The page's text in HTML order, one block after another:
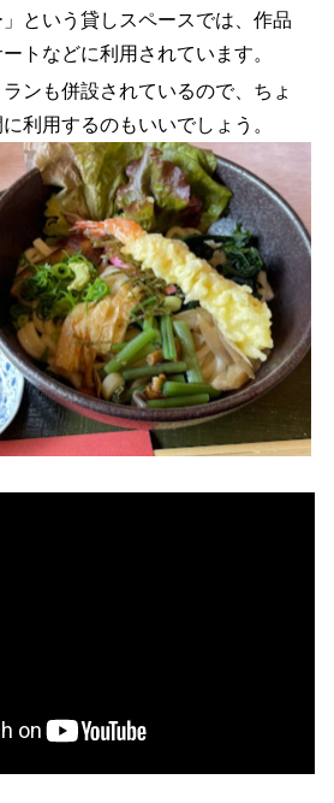
」という貸しスペースでは、作品
トなどに利用されています。
ンも併設されているので、ちょ
利用するのもいいでしょう。